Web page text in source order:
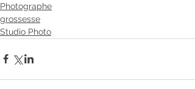
Photographe
grossesse
Studio Photo